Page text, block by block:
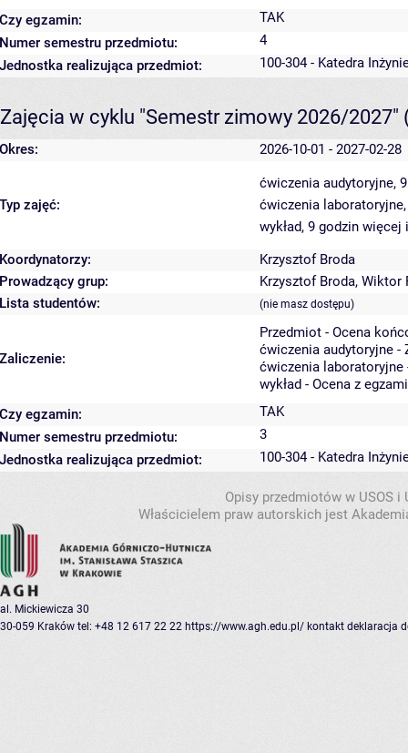
Czy egzamin:
TAK
Numer semestru przedmiotu:
4
Jednostka realizująca przedmiot:
100-304 - Katedra
Zajęcia w cyklu "Semestr zimowy 2026/2027"
Okres: 2026-10-01 - 2027-02-28
Typ zajęć:
ćwiczenia audytoryjne,
ćwiczenia
wykład, 9 godzin więcej
Koordynatorzy:
Krzysztof Broda
Prowadzący grup:
Krzysztof Broda, Wiktor
Lista studentów:
(nie masz dostępu)
Zaliczenie:
Przedmiot - Ocena
ćwiczenia audytoryjne -
ćwiczenia laboratoryjne
wykład - Ocena z
Czy egzamin:
TAK
Numer semestru przedmiotu:
3
Jednostka realizująca przedmiot:
100-304 - Katedra
Opisy przedmiotów w USOS
Właścicielem praw autorskich jest
al. Mickiewicza 30
30-059 Kraków tel: +48 12 617 22 22 https://www.agh.edu.pl/ kontakt deklaracja